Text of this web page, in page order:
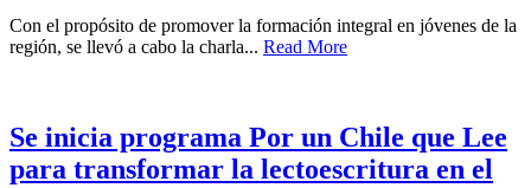
Con el propósito de promover la formación integral en jóvenes de la
región, se llevó a cabo la charla... Read More
Se inicia programa Por un Chile que Lee
para transformar la lectoescritura en el